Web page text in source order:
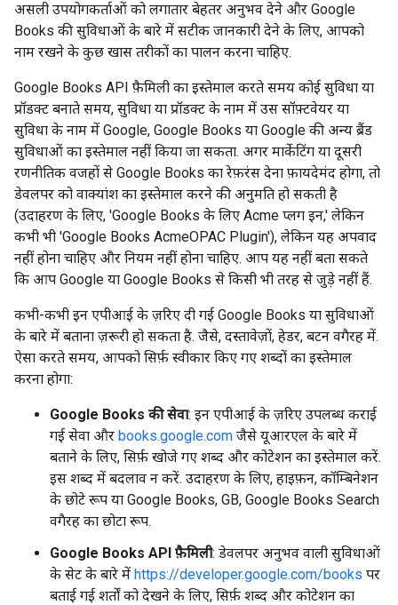
असली उपयोगकर्ताओं को लगातार बेहतर अनुभव देने और Google
Books की सुविधाओं के बारे में सटीक जानकारी देने के लिए, आपको
नाम रखने के कुछ खास तरीकों का पालन करना चाहिए.
Google Books API फ़ैमिली का इस्तेमाल करते समय कोई सुविधा या
प्रॉडक्ट बनाते समय, सुविधा या प्रॉडक्ट के नाम में उस सॉफ़्टवेयर या
सुविधा के नाम में Google, Google Books या Google की अन्य ब्रैंड
सुविधाओं का इस्तेमाल नहीं किया जा सकता. अगर मार्केटिंग या दूसरी
रणनीतिक वजहों से Google Books का रेफ़रंस देना फ़ायदेमंद होगा, तो
डेवलपर को वाक्यांश का इस्तेमाल करने की अनुमति हो सकती है
(उदाहरण के लिए, 'Google Books के लिए Acme प्लग इन,' लेकिन
कभी भी 'Google Books AcmeOPAC Plugin'), लेकिन यह अपवाद
नहीं होना चाहिए और नियम नहीं होना चाहिए. आप यह नहीं बता सकते
कि आप Google या Google Books से किसी भी तरह से जुड़े नहीं हैं.
कभी-कभी इन एपीआई के ज़रिए दी गई Google Books या सुविधाओं
के बारे में बताना ज़रूरी हो सकता है. जैसे, दस्तावेज़ों, हेडर, बटन वगैरह में.
ऐसा करते समय, आपको सिर्फ़ स्वीकार किए गए शब्दों का इस्तेमाल
करना होगा:
Google Books की सेवा: इन एपीआई के ज़रिए उपलब्ध कराई
गई सेवा और books.google.com जैसे यूआरएल के बारे में
बताने के लिए, सिर्फ़ खोजे गए शब्द और कोटेशन का इस्तेमाल करें.
इस शब्द में बदलाव न करें. उदाहरण के लिए, हाइफ़न, कॉम्बिनेशन
के छोटे रूप या Google Books, GB, Google Books Search
वगैरह का छोटा रूप.
Google Books API फ़ैमिली: डेवलपर अनुभव वाली सुविधाओं
के सेट के बारे में https://developer.google.com/books पर
बताई गई शर्तों को देखने के लिए, सिर्फ़ शब्द और कोटेशन का